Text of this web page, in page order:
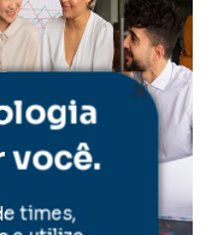
você.
times,